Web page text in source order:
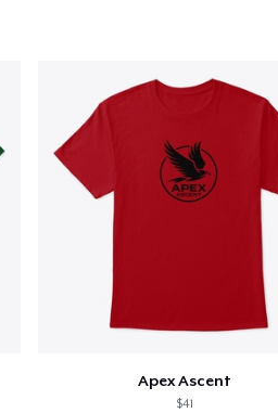
Apex Ascent
$41